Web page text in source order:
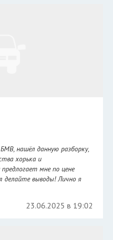
нашёл данную разборку,
хорька и
мне по цене
делайте выводы! Лично я
23.06.2025 в 19:02